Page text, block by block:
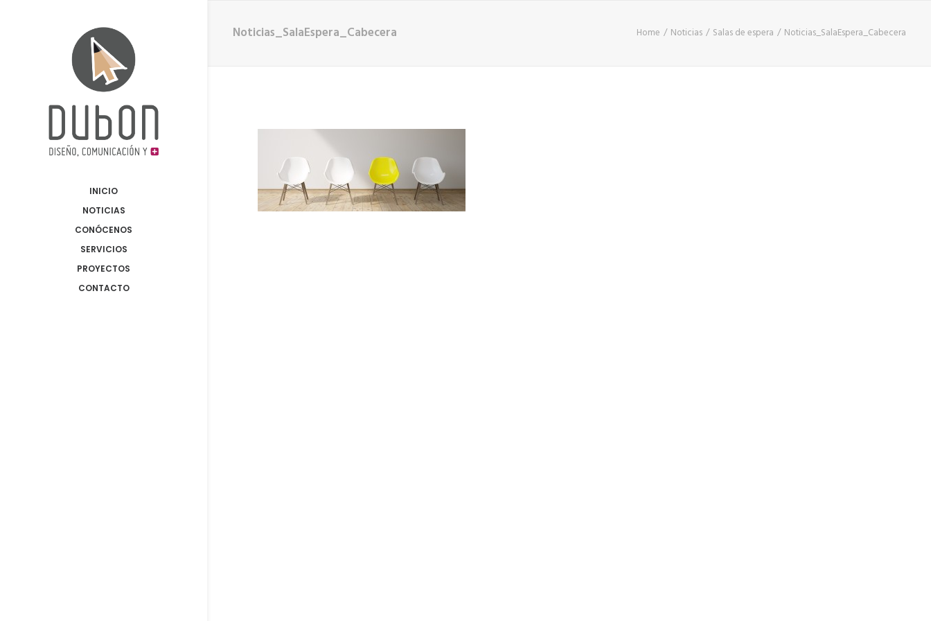
INICIO
NOTICIAS
CONÓCENOS
SERVICIOS
PROYECTOS
CONTACTO
Noticias_SalaEspera_Cabecera Home Noticias Salas de espera Noticias_SalaEspera_Cabecera